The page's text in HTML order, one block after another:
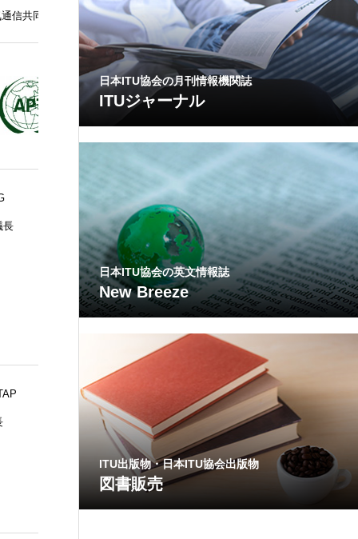
日本ITU協会の月刊情報機関誌
ITUジャーナル
日本ITU協会の英文情報誌
New Breeze
ITU出版物・日本ITU協会出版物
図書販売
信共同体
長